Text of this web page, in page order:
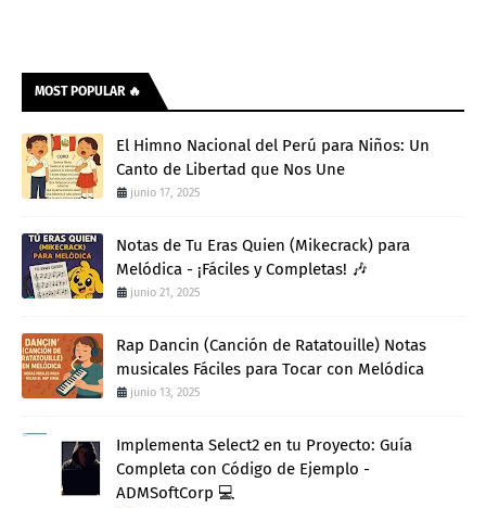
MOST POPULAR 🔥
El Himno Nacional del Perú para Niños: Un
Canto de Libertad que Nos Une
junio 17, 2025
Notas de Tu Eras Quien (Mikecrack) para
Melódica - ¡Fáciles y Completas! 🎶
junio 21, 2025
Rap Dancin (Canción de Ratatouille) Notas
musicales Fáciles para Tocar con Melódica
junio 13, 2025
Implementa Select2 en tu Proyecto: Guía
Completa con Código de Ejemplo -
ADMSoftCorp 💻